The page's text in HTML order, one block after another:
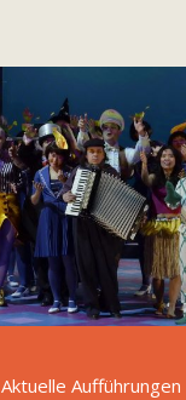
Aktuelle Aufführungen